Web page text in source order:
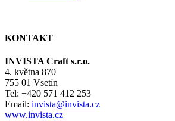
KONTAKT
INVISTA Craft s.r.o.
4. května 870
755 01 Vsetín
Tel: +420 571 412 253
Email: invista@invista.cz
www.invista.cz